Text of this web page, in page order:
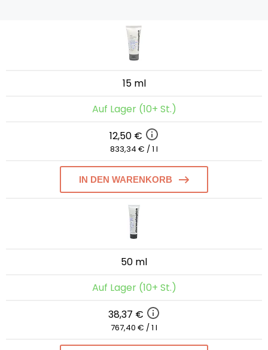
15 ml
Auf Lager (10+ St.)
12,50 €
833,34 € / 1 l
IN DEN WARENKORB
50 ml
Auf Lager (10+ St.)
38,37 €
767,40 € / 1 l